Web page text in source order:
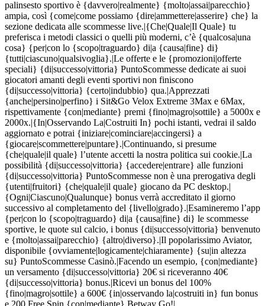
palinsesto sportivo è {davvero|realmente} {molto|assai|parecchio}
ampia, così {come|come possiamo {dire|ammettere|asserire} che} la
sezione dedicata alle scommesse live.|{Che|Quale|Il Quale} tu
preferisca i metodi classici o quelli più moderni, c’è {qualcosa|una
cosa} {per|con lo {scopo|traguardo} di|a {causa|fine} di}
{tutti|ciascuno|qualsivoglia}.|Le offerte e le {promozioni|offerte
speciali} {di|successo|vittoria} PuntoScommesse dedicate ai suoi
giocatori amanti degli eventi sportivi non finiscono
{di|successo|vittoria} {certo|indubbio} qua.|Apprezzati
{anche|persino|perfino} i Sit&Go Velox Extreme 3Max e 6Max,
rispettivamente {con|mediante} premi {fino|magro|sottile} a 5000x e
2000x.|{In|Osservando La|Costruiti In} pochi istanti, vedrai il saldo
aggiornato e potrai {iniziare|cominciare|accingersi} a
{giocare|scommettere|puntare}.|Continuando, si presume
{che|quale|il quale} l’utente accetti la nostra politica sui cookie.|La
possibilità {di|successo|vittoria} {accedere|entrare} alle funzioni
{di|successo|vittoria} PuntoScommesse non è una prerogativa degli
{utenti|fruitori} {che|quale|il quale} giocano da PC desktop.|
{Ogni|Ciascuno|Qualunque} bonus verrà accreditato il giorno
successivo al completamento del {livello|grado}.|Esamineremo l’app
{per|con lo {scopo|traguardo} di|a {causa|fine} di} le scommesse
sportive, le quote sul calcio, i bonus {di|successo|vittoria} benvenuto
e {molto|assai|parecchio} {altro|diverso}.|Il popolarissimo Aviator,
disponibile {ovviamente|logicamente|chiaramente} {su|in altezza
su} PuntoScommesse Casinò.|Facendo un esempio, {con|mediante}
un versamento {di|successo|vittoria} 20€ si riceveranno 40€
{di|successo|vittoria} bonus.|Ricevi un bonus del 100%
{fino|magro|sottile} a 600€ {in|osservando la|costruiti in} fun bonus
e 200 Free Spin {con|mediante} Betway Go!|